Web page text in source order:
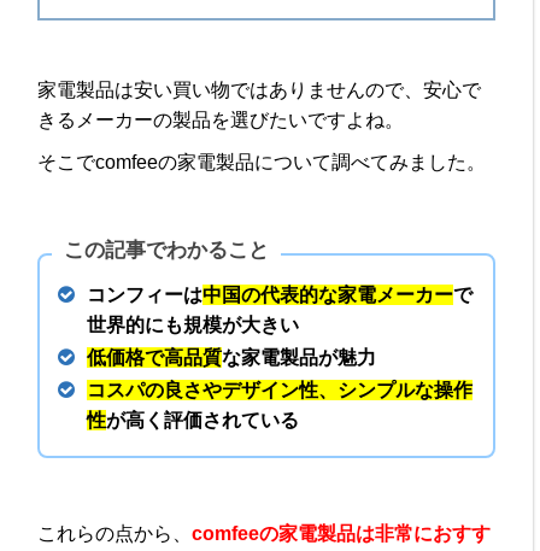
家電製品は安い買い物ではありませんので、安心で
きるメーカーの製品を選びたいですよね。
そこでcomfeeの家電製品について調べてみました。
この記事でわかること
コンフィーは中国の代表的な家電メーカーで
世界的にも規模が大きい
低価格で高品質な家電製品が魅力
コスパの良さやデザイン性、シンプルな操作
性が高く評価されている
これらの点から、comfeeの家電製品は非常におすす